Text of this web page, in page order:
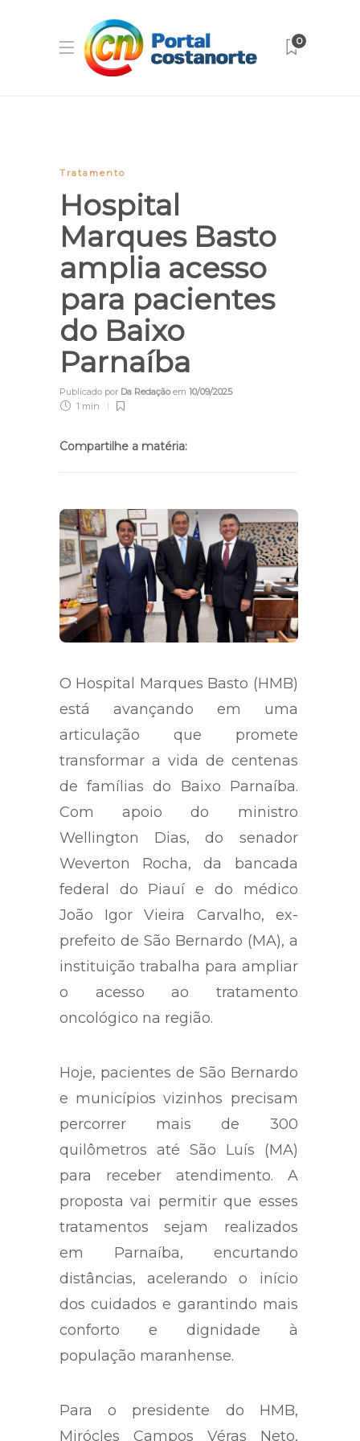
0
Tratamento
Hospital
Marques Basto
amplia acesso
para pacientes
do Baixo
Parnaíba
Publicado por Da Redaçãoem 10/09/2025
1 min
Compartilhe a matéria:
O Hospital Marques Basto (HMB)
está avançando em uma
articulação que promete
transformar a vida de centenas
de famílias do Baixo Parnaíba.
Com apoio do ministro
Wellington Dias, do senador
Weverton Rocha, da bancada
federal do Piauí e do médico
João Igor Vieira Carvalho, ex-
prefeito de São Bernardo (MA), a
instituição trabalha para ampliar
o acesso ao tratamento
oncológico na região.
Hoje, pacientes de São Bernardo
e municípios vizinhos precisam
percorrer mais de 300
quilômetros até São Luís (MA)
para receber atendimento. A
proposta vai permitir que esses
tratamentos sejam realizados
em Parnaíba, encurtando
distâncias, acelerando o início
dos cuidados e garantindo mais
conforto e dignidade à
população maranhense.
Para o presidente do HMB,
Mirócles Campos Véras Neto,